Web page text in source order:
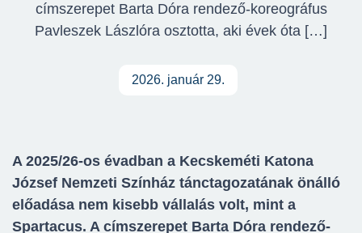
címszerepet Barta Dóra rendező-koreográfus
Pavleszek Lászlóra osztotta, aki évek óta […]
2026. január 29.
A 2025/26-os évadban a Kecskeméti Katona
József Nemzeti Színház tánctagozatának önálló
előadása nem kisebb vállalás volt, mint a
Spartacus. A címszerepet Barta Dóra rendező-